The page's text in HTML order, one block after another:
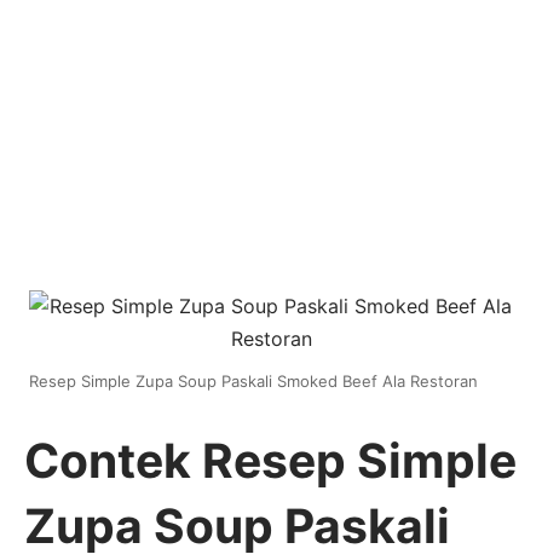
Resep Simple Zupa Soup Paskali Smoked Beef Ala Restoran
Contek Resep Simple
Zupa Soup Paskali